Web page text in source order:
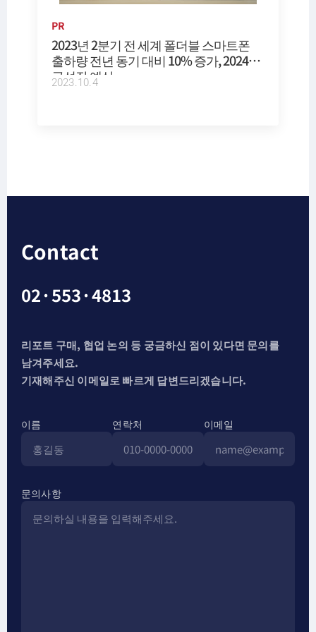
PR
2023년 2분기 전 세계 폴더블 스마트폰
출하량 전년 동기 대비 10% 증가, 2024년
급성장 예상
2023.10.4
Contact
02·553·4813
리포트 구매, 협업 논의 등 궁금하신 점이 있다면 문의를
남겨주세요.
기재해주신 이메일로 빠르게 답변드리겠습니다.
이름 연락처 이메일
문의사항